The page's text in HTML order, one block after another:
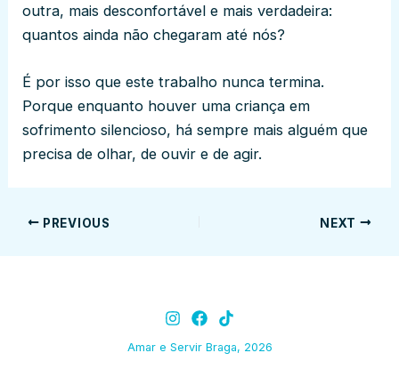
outra, mais desconfortável e mais verdadeira:
quantos ainda não chegaram até nós?
É por isso que este trabalho nunca termina.
Porque enquanto houver uma criança em
sofrimento silencioso, há sempre mais alguém que
precisa de olhar, de ouvir e de agir.
PREVIOUS NEXT
Amar e Servir Braga, 2026